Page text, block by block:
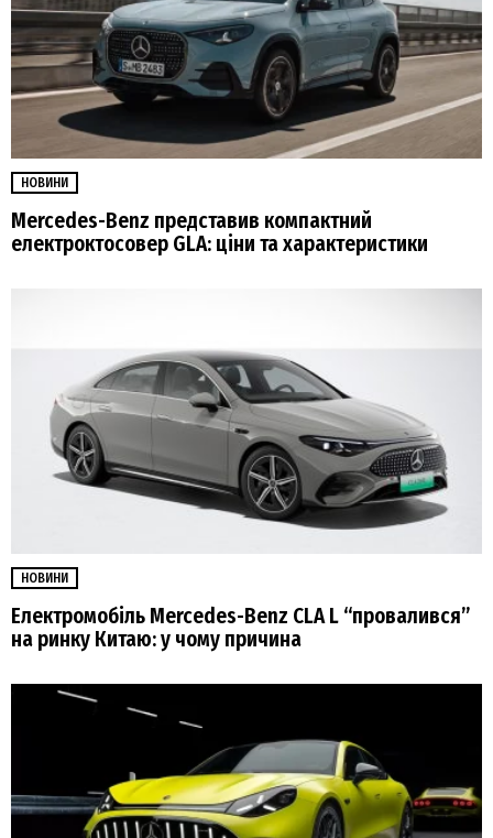
НОВИНИ
Mercedes-Benz представив компактний
електроктосовер GLA: ціни та характеристики
НОВИНИ
Електромобіль Mercedes-Benz CLA L “провалився”
на ринку Китаю: у чому причина